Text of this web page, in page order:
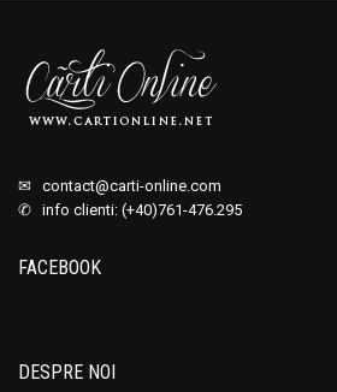
✉ contact@carti-online.com
✆ info clienti: (+40)761-476.295
FACEBOOK
DESPRE NOI